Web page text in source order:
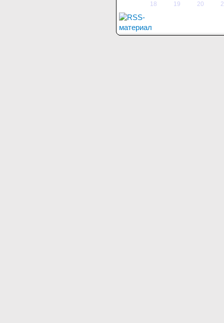
18 19 20